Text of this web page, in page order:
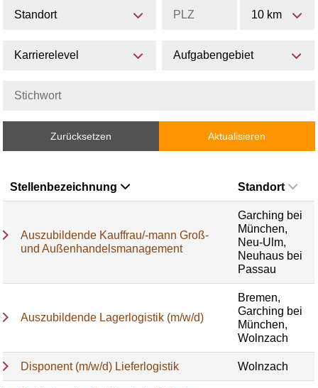
Standort 10 km
Karrierelevel Aufgabengebiet
Zurücksetzen Aktualisieren
Stellenbezeichnung Standort
Auszubildende Kauffrau/-mann Groß-
und Außenhandelsmanagement
Garching bei
München,
Neu-Ulm,
Neuhaus bei
Passau
Auszubildende Lagerlogistik (m/w/d)
Bremen,
Garching bei
München,
Wolnzach
Disponent (m/w/d) Lieferlogistik Wolnzach